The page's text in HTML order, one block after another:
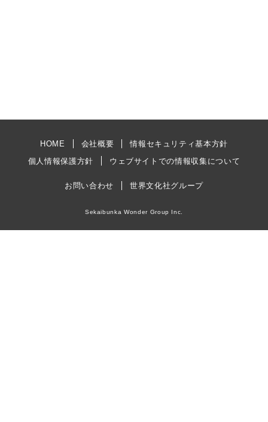
HOME 会社概要
情報セキュリティ基本方針
個人情報保護方針
ウェブサイトでの情報収集について
お問い合わせ 世界文化社グループ
Sekaibunka Wonder Group Inc.